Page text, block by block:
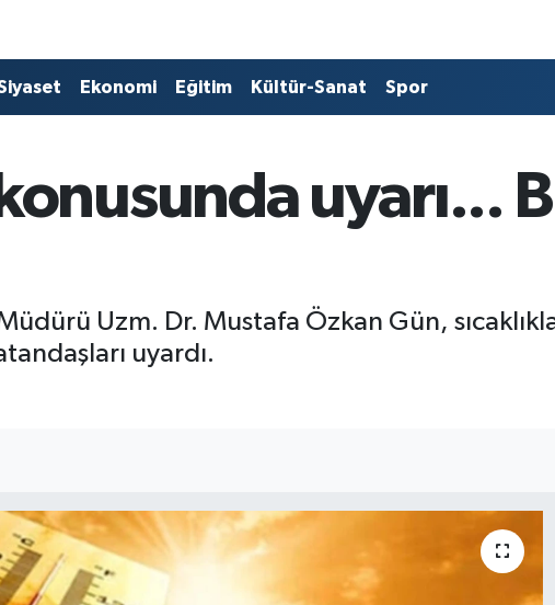
Ekonomi Eğitim Kültür-Sanat Spor
uyarı...
Uzm. Dr. Mustafa Özkan Gün,
uyardı.